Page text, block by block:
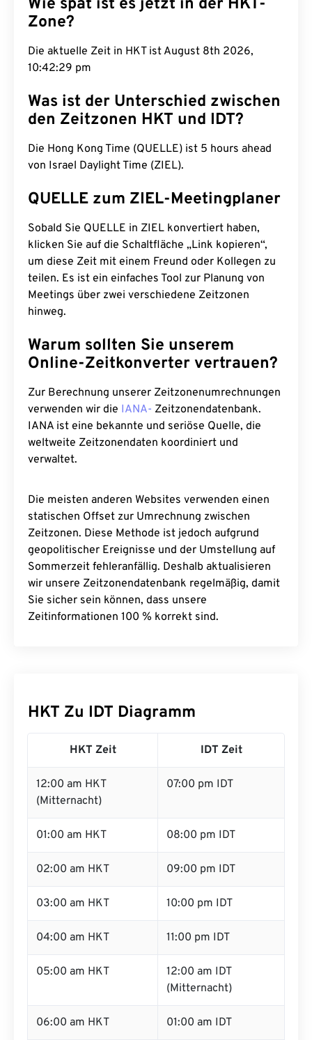
Wie spät ist es jetzt in der HKT-
Zone?
Die aktuelle Zeit in HKT ist August 8th 2026,
10:42:30 pm
Was ist der Unterschied zwischen
den Zeitzonen HKT und IDT?
Die Hong Kong Time (QUELLE) ist 5 hours ahead
von Israel Daylight Time (ZIEL).
QUELLE zum ZIEL-Meetingplaner
Sobald Sie QUELLE in ZIEL konvertiert haben,
klicken Sie auf die Schaltfläche „Link kopieren“,
um diese Zeit mit einem Freund oder Kollegen zu
teilen. Es ist ein einfaches Tool zur Planung von
Meetings über zwei verschiedene Zeitzonen
hinweg.
Warum sollten Sie unserem
Online-Zeitkonverter vertrauen?
Zur Berechnung unserer Zeitzonenumrechnungen
verwenden wir die IANA- Zeitzonendatenbank.
IANA ist eine bekannte und seriöse Quelle, die
weltweite Zeitzonendaten koordiniert und
verwaltet.
Die meisten anderen Websites verwenden einen
statischen Offset zur Umrechnung zwischen
Zeitzonen. Diese Methode ist jedoch aufgrund
geopolitischer Ereignisse und der Umstellung auf
Sommerzeit fehleranfällig. Deshalb aktualisieren
wir unsere Zeitzonendatenbank regelmäßig, damit
Sie sicher sein können, dass unsere
Zeitinformationen 100 % korrekt sind.
HKT Zu IDT Diagramm
HKT Zeit IDT Zeit
12:00 am HKT
(Mitternacht)
07:00 pm IDT
01:00 am HKT 08:00 pm IDT
02:00 am HKT 09:00 pm IDT
03:00 am HKT 10:00 pm IDT
04:00 am HKT 11:00 pm IDT
05:00 am HKT
12:00 am IDT
(Mitternacht)
06:00 am HKT 01:00 am IDT